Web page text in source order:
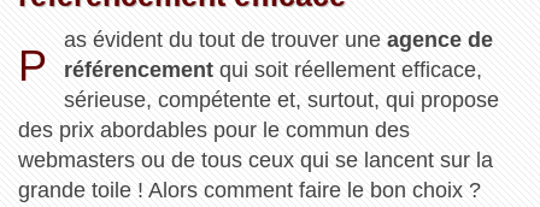
P
as évident du tout de trouver uneagence de
référencement qui soit réellement efficace,
sérieuse, compétente et, surtout, qui propose
des prix abordables pour le commun des
webmasters ou de tous ceux qui se lancent sur la
grande toile ! Alors comment faire le bon choix ?